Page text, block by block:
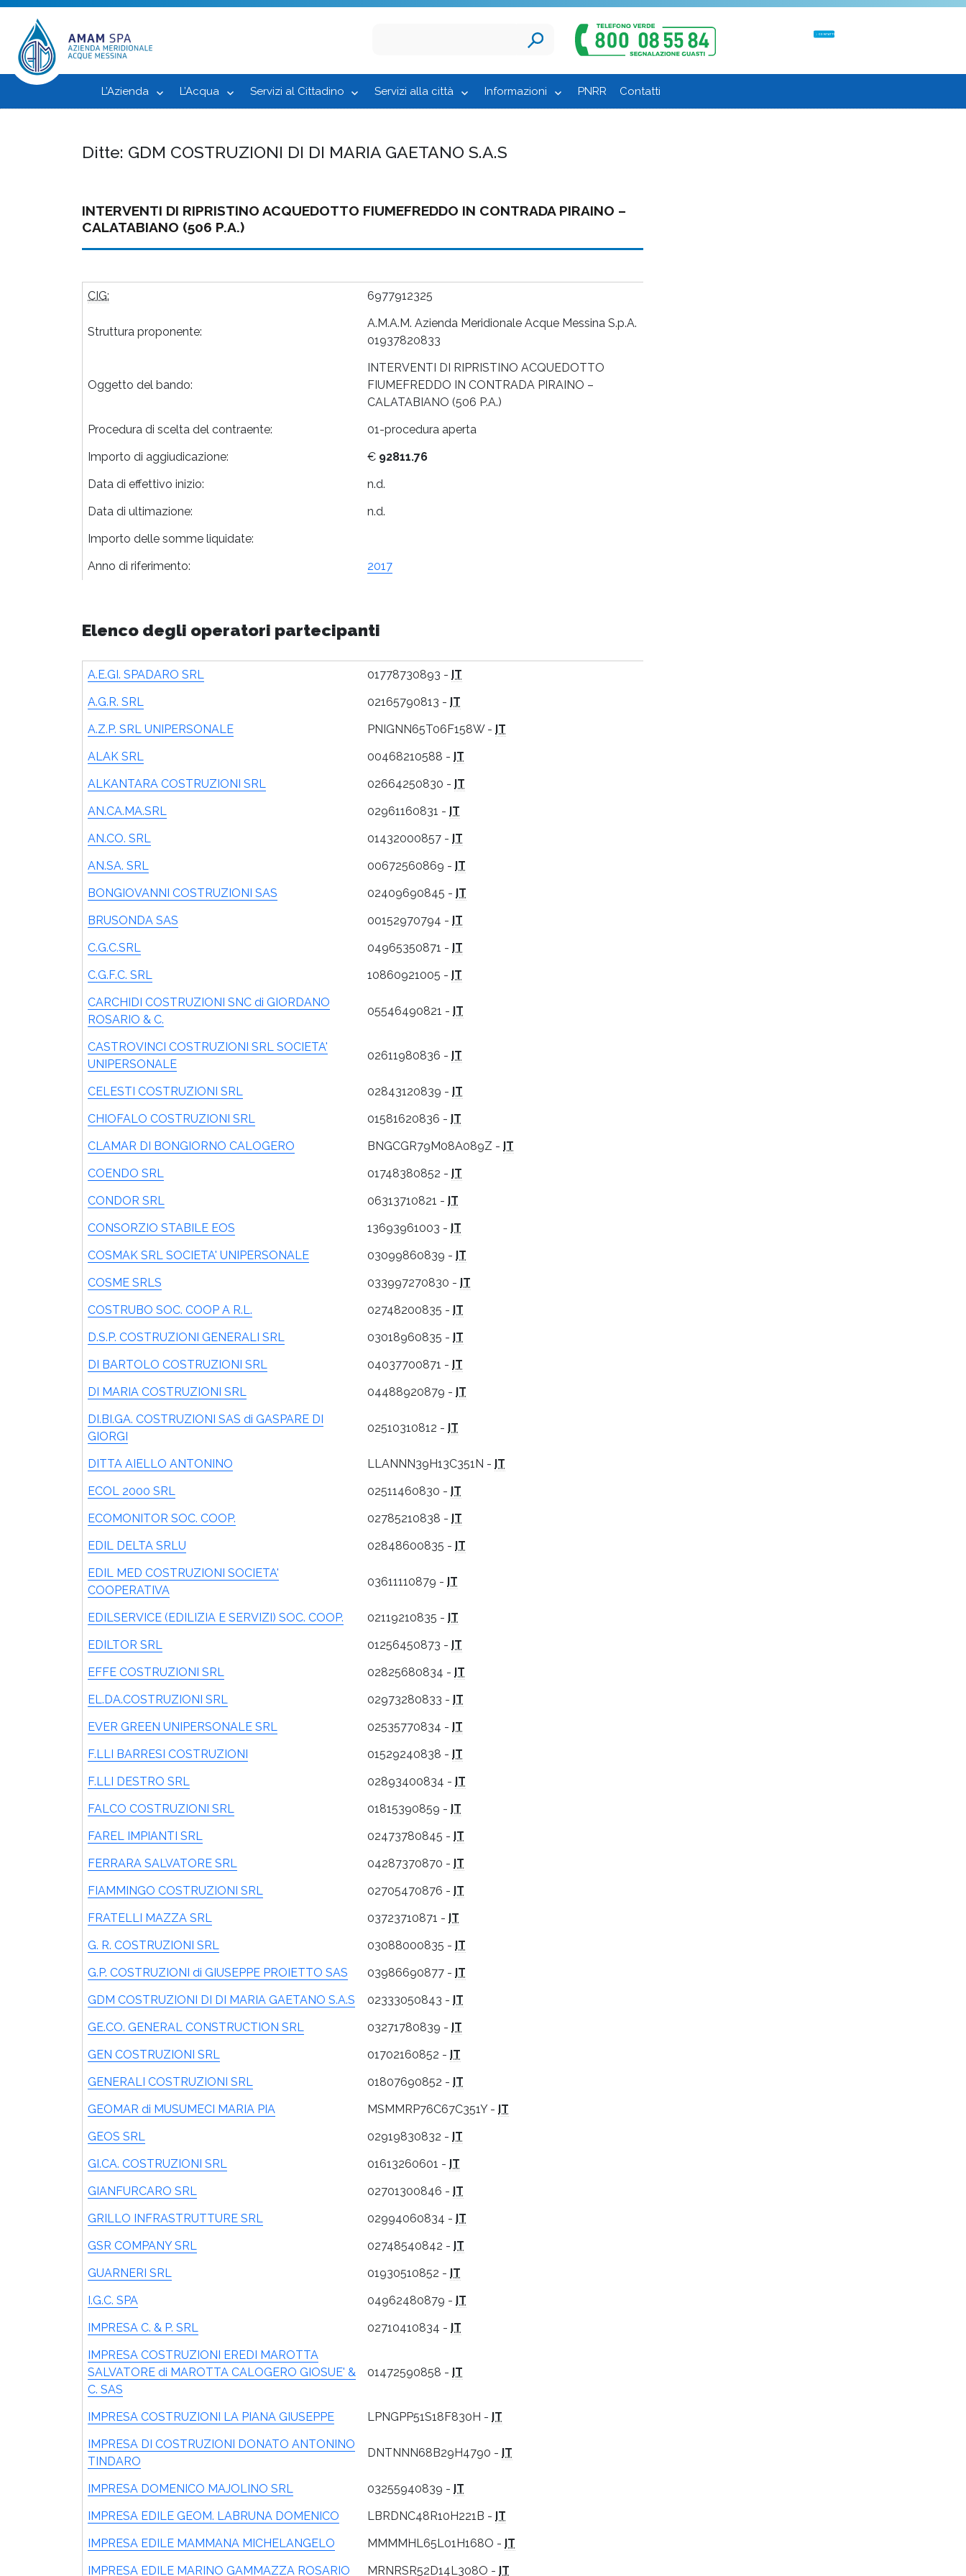
CONTATTI
L’Azienda L’Acqua Servizi al Cittadino Servizi alla città Informazioni PNRR Contatti
Ditte: GDM COSTRUZIONI DI DI MARIA GAETANO S.A.S
INTERVENTI DI RIPRISTINO ACQUEDOTTO FIUMEFREDDO IN CONTRADA PIRAINO –
CALATABIANO (506 P.A.)
CIG: 6977912325
Struttura proponente:
A.M.A.M. Azienda Meridionale Acque Messina S.p.A.
01937820833
Oggetto del bando:
INTERVENTI DI RIPRISTINO ACQUEDOTTO
FIUMEFREDDO IN CONTRADA PIRAINO –
CALATABIANO (506 P.A.)
Procedura di scelta del contraente:
01-procedura aperta
Importo di aggiudicazione:
€ 92811.76
Data di effettivo inizio:
n.d.
Data di ultimazione:
n.d.
Importo delle somme liquidate:
Anno di riferimento:
2017
Elenco degli operatori partecipanti
A.E.GI. SPADARO SRL 01778730893 - IT
A.G.R. SRL
02165790813 - IT
A.Z.P. SRL UNIPERSONALE
PNIGNN65T06F158W - IT
ALAK SRL
00468210588 - IT
ALKANTARA COSTRUZIONI SRL
02664250830 - IT
AN.CA.MA.SRL
02961160831 - IT
AN.CO. SRL
01432000857 - IT
AN.SA. SRL
00672560869 - IT
BONGIOVANNI COSTRUZIONI SAS
02409690845 - IT
BRUSONDA SAS
00152970794 - IT
C.G.C.SRL
04965350871 - IT
C.G.F.C. SRL
10860921005 - IT
CARCHIDI COSTRUZIONI SNC di GIORDANO
ROSARIO & C.
05546490821 - IT
CASTROVINCI COSTRUZIONI SRL SOCIETA'
UNIPERSONALE
02611980836 - IT
CELESTI COSTRUZIONI SRL 02843120839 - IT
CHIOFALO COSTRUZIONI SRL
01581620836 - IT
CLAMAR DI BONGIORNO CALOGERO
BNGCGR79M08A089Z - IT
COENDO SRL
01748380852 - IT
CONDOR SRL
06313710821 - IT
CONSORZIO STABILE EOS
13693961003 - IT
COSMAK SRL SOCIETA' UNIPERSONALE
03099860839 - IT
COSME SRLS
033997270830 - IT
COSTRUBO SOC. COOP A R.L.
02748200835 - IT
D.S.P. COSTRUZIONI GENERALI SRL
03018960835 - IT
DI BARTOLO COSTRUZIONI SRL
04037700871 - IT
DI MARIA COSTRUZIONI SRL
04488920879 - IT
DI.BI.GA. COSTRUZIONI SAS di GASPARE DI
GIORGI
02510310812 - IT
DITTA AIELLO ANTONINO LLANNN39H13C351N - IT
ECOL 2000 SRL
02511460830 - IT
ECOMONITOR SOC. COOP.
02785210838 - IT
EDIL DELTA SRLU
02848600835 - IT
EDIL MED COSTRUZIONI SOCIETA'
COOPERATIVA
03611110879 - IT
EDILSERVICE (EDILIZIA E SERVIZI) SOC. COOP. 02119210835 - IT
EDILTOR SRL
01256450873 - IT
EFFE COSTRUZIONI SRL
02825680834 - IT
EL.DA.COSTRUZIONI SRL
02973280833 - IT
EVER GREEN UNIPERSONALE SRL
02535770834 - IT
F.LLI BARRESI COSTRUZIONI
01529240838 - IT
F.LLI DESTRO SRL
02893400834 - IT
FALCO COSTRUZIONI SRL
01815390859 - IT
FAREL IMPIANTI SRL
02473780845 - IT
FERRARA SALVATORE SRL
04287370870 - IT
FIAMMINGO COSTRUZIONI SRL
02705470876 - IT
FRATELLI MAZZA SRL
03723710871 - IT
G. R. COSTRUZIONI SRL
03088000835 - IT
G.P. COSTRUZIONI di GIUSEPPE PROIETTO SAS
03986690877 - IT
GDM COSTRUZIONI DI DI MARIA GAETANO S.A.S
02333050843 - IT
GE.CO. GENERAL CONSTRUCTION SRL
03271780839 - IT
GEN COSTRUZIONI SRL
01702160852 - IT
GENERALI COSTRUZIONI SRL
01807690852 - IT
GEOMAR di MUSUMECI MARIA PIA
MSMMRP76C67C351Y - IT
GEOS SRL
02919830832 - IT
GI.CA. COSTRUZIONI SRL
01613260601 - IT
GIANFURCARO SRL
02701300846 - IT
GRILLO INFRASTRUTTURE SRL
02994060834 - IT
GSR COMPANY SRL
02748540842 - IT
GUARNERI SRL
01930510852 - IT
I.G.C. SPA
04962480879 - IT
IMPRESA C. & P. SRL
02710410834 - IT
IMPRESA COSTRUZIONI EREDI MAROTTA
SALVATORE di MAROTTA CALOGERO GIOSUE' &
C. SAS
01472590858 - IT
IMPRESA COSTRUZIONI LA PIANA GIUSEPPE LPNGPP51S18F830H - IT
IMPRESA DI COSTRUZIONI DONATO ANTONINO
TINDARO
DNTNNN68B29H4790 - IT
IMPRESA DOMENICO MAJOLINO SRL 03255940839 - IT
IMPRESA EDILE GEOM. LABRUNA DOMENICO
LBRDNC48R10H221B - IT
IMPRESA EDILE MAMMANA MICHELANGELO
MMMMHL65L01H168O - IT
IMPRESA EDILE MARINO GAMMAZZA ROSARIO
MRNRSR52D14L308O - IT